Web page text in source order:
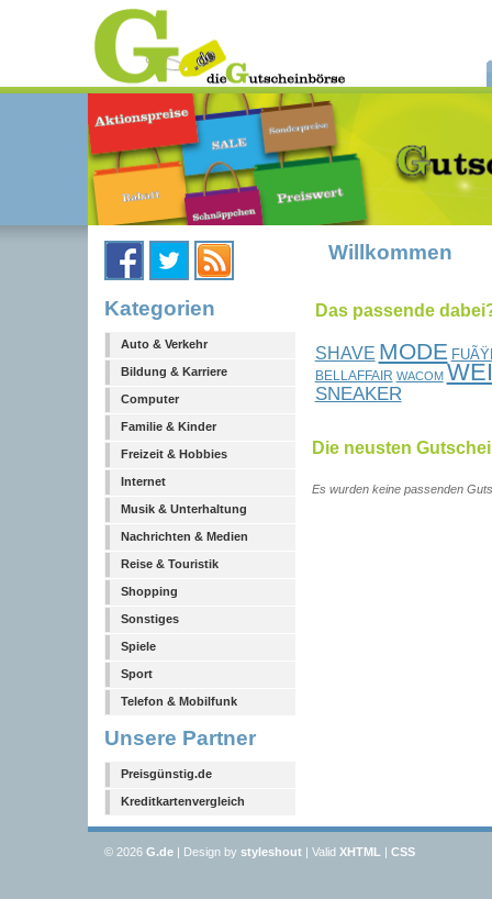
Kategorien
Auto & Verkehr
Bildung & Karriere
Computer
Familie & Kinder
Freizeit & Hobbies
Internet
Musik & Unterhaltung
Nachrichten & Medien
Reise & Touristik
Shopping
Sonstiges
Spiele
Sport
Telefon & Mobilfunk
Unsere Partner
Preisgünstig.de
Kreditkartenvergleich
Willkommen
Das passende
SHAVE MODE
BELLAFFAIR WACOM
SNEAKER
Die neusten
Es wurden keine passenden
© 2026 G.de | Design by styleshout | Valid XHTML | CSS